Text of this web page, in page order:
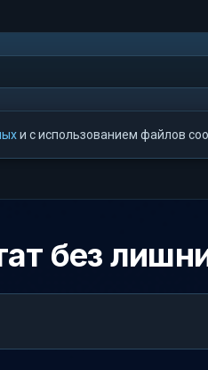
и с использованием файлов
без